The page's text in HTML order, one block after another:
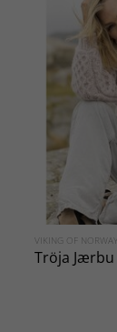
VIKING OF NORWAY
Tröja Jærbu